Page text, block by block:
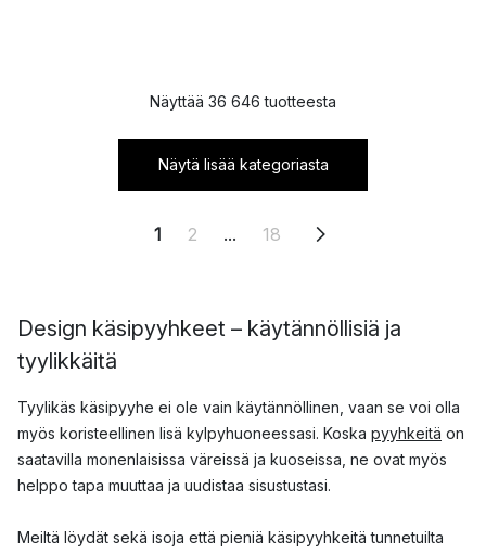
Näyttää 36 646 tuotteesta
Näytä lisää kategoriasta
1 2 ... 18
Design käsipyyhkeet – käytännöllisiä ja
tyylikkäitä
Tyylikäs käsipyyhe ei ole vain käytännöllinen, vaan se voi olla
myös koristeellinen lisä kylpyhuoneessasi. Koska pyyhkeitä on
saatavilla monenlaisissa väreissä ja kuoseissa, ne ovat myös
helppo tapa muuttaa ja uudistaa sisustustasi.
Meiltä löydät sekä isoja että pieniä käsipyyhkeitä tunnetuilta